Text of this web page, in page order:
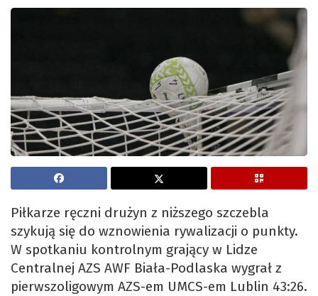
Piłkarze ręczni drużyn z niższego szczebla
szykują się do wznowienia rywalizacji o punkty.
W spotkaniu kontrolnym grający w Lidze
Centralnej AZS AWF Biała-Podlaska wygrał z
pierwszoligowym AZS-em UMCS-em Lublin 43:26.